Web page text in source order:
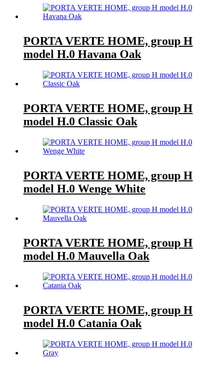
PORTA VERTE HOME, group H
model H.0 Havana Oak
PORTA VERTE HOME, group H
model H.0 Classic Oak
PORTA VERTE HOME, group H
model H.0 Wenge White
PORTA VERTE HOME, group H
model H.0 Mauvella Oak
PORTA VERTE HOME, group H
model H.0 Catania Oak